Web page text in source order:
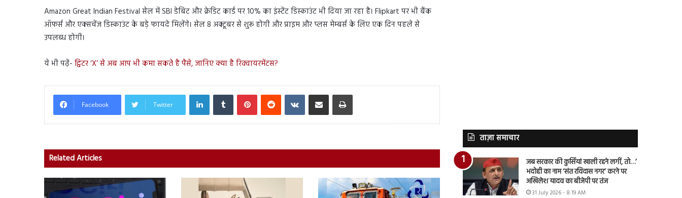
Amazon Great Indian Festival सेल में SBI डेबिट और क्रेडिट कार्ड पर 10% का इंस्टेंट डिस्काउंट भी दिया जा रहा है। Flipkart पर भी बैंक
ऑफर्स और एक्सचेंज डिस्काउंट के बड़े फायदे मिलेंगे। सेल 8 अक्टूबर से शुरू होगी और प्राइम और प्लस मेम्बर्स के लिए एक दिन पहले से
उपलब्ध होगी।
ये भी पढ़ें- ट्विटर ‘X’ से अब आप भी कमा सकते है पैसे, जानिए क्या है रिक्वायरमेंटस?
Facebook Twitter
LinkedInTumblr PinterestReddit VKontakteShare via Email Print
Related Articles
ताज़ा समाचार
जब सरकार की कुर्सियां खाली रहने लगीं, तो…’
भदोही का नाम ‘संत रविदास नगर’ करने पर
अखिलेश यादव का बीजेपी पर तंज
31 July 2026 - 8:19 AM